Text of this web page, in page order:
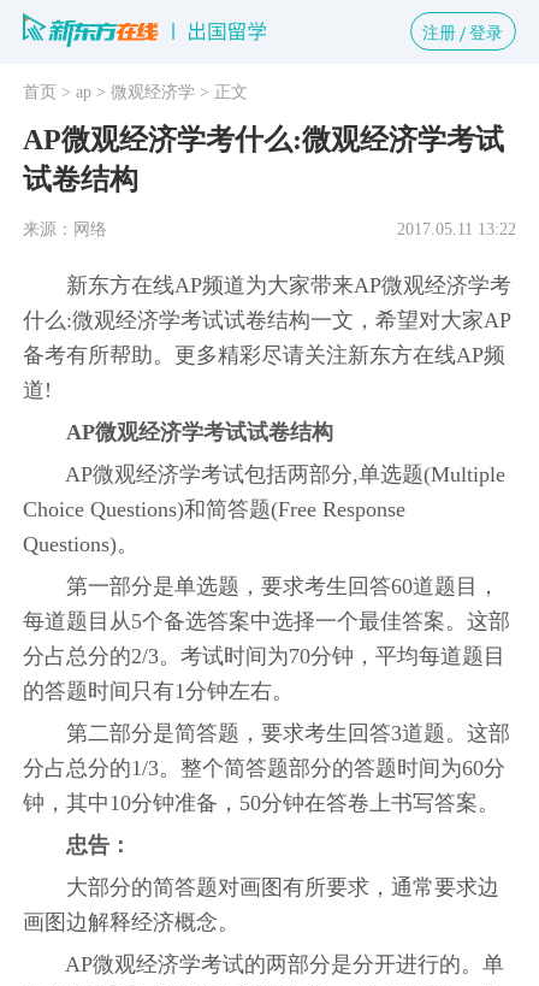
注册 登录
首页 > ap > 微观经济学 > 正文
AP微观经济学考什么:微观经济学考试
试卷结构
来源：网络 2017.05.11 13:22
新东方在线AP频道为大家带来AP微观经济学考
什么:微观经济学考试试卷结构一文，希望对大家AP
备考有所帮助。更多精彩尽请关注新东方在线AP频
道!
AP微观经济学考试试卷结构
AP微观经济学考试包括两部分,单选题(Multiple
Choice Questions)和简答题(Free Response
Questions)。
第一部分是单选题，要求考生回答60道题目，
每道题目从5个备选答案中选择一个最佳答案。这部
分占总分的2/3。考试时间为70分钟，平均每道题目
的答题时间只有1分钟左右。
第二部分是简答题，要求考生回答3道题。这部
分占总分的1/3。整个简答题部分的答题时间为60分
钟，其中10分钟准备，50分钟在答卷上书写答案。
忠告：
大部分的简答题对画图有所要求，通常要求边
画图边解释经济概念。
AP微观经济学考试的两部分是分开进行的。单